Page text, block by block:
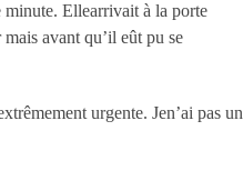
minute. Ellearrivait à la porte
avant qu’il eût pu se
urgente. Jen’ai pas un